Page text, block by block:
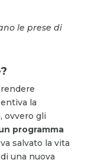
le prese di
la
ovvero gli
programma
salvato la vita
una nuova